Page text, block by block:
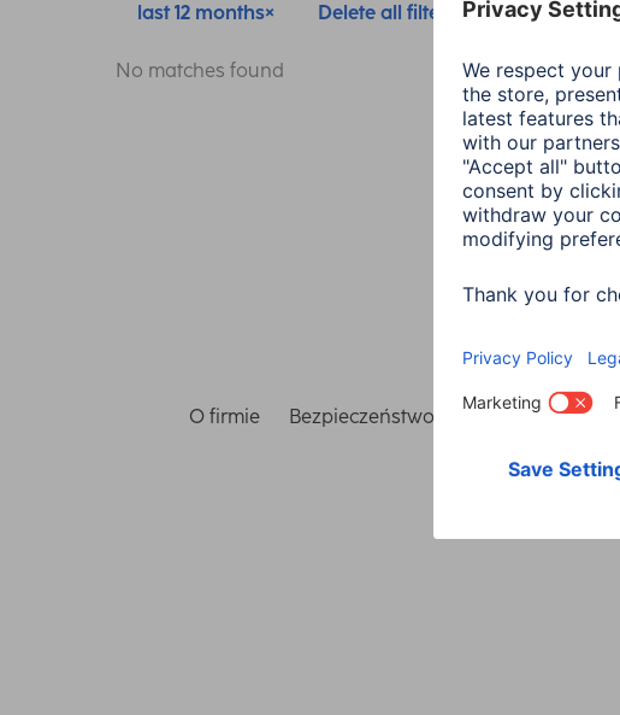
last 12 months Delete all filters
No matches found
O firmie Bezpieczeństwo i ochrona danych